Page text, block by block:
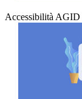
Accessibilità AGID